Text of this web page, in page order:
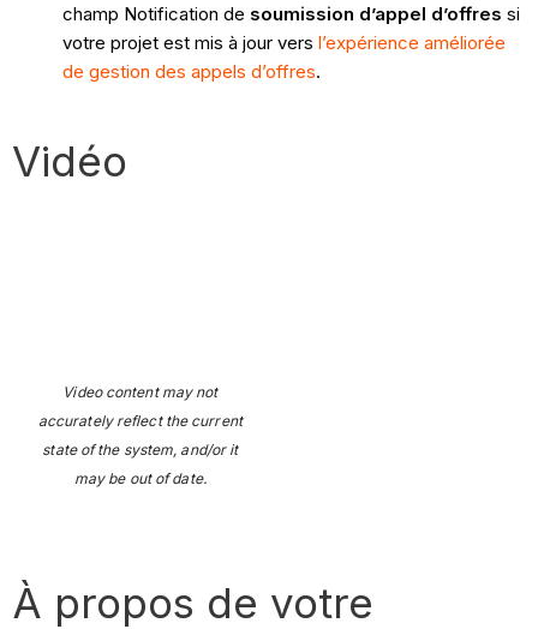
champ Notification de soumission d’appel d’offres si
votre projet est mis à jour versl’expérience améliorée
de gestion des appels d’offres.
Vidéo
Video content may not
accurately reflect the current
state of the system, and/or it
may be out of date.
À propos de votre